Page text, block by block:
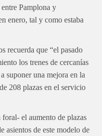
Pamplona y
enero, tal y como estaba
recuerda que “el pasado
los trenes de cercanías
suponer una mejora en la
208 plazas en el servicio
el aumento de plazas
asientos de este modelo de